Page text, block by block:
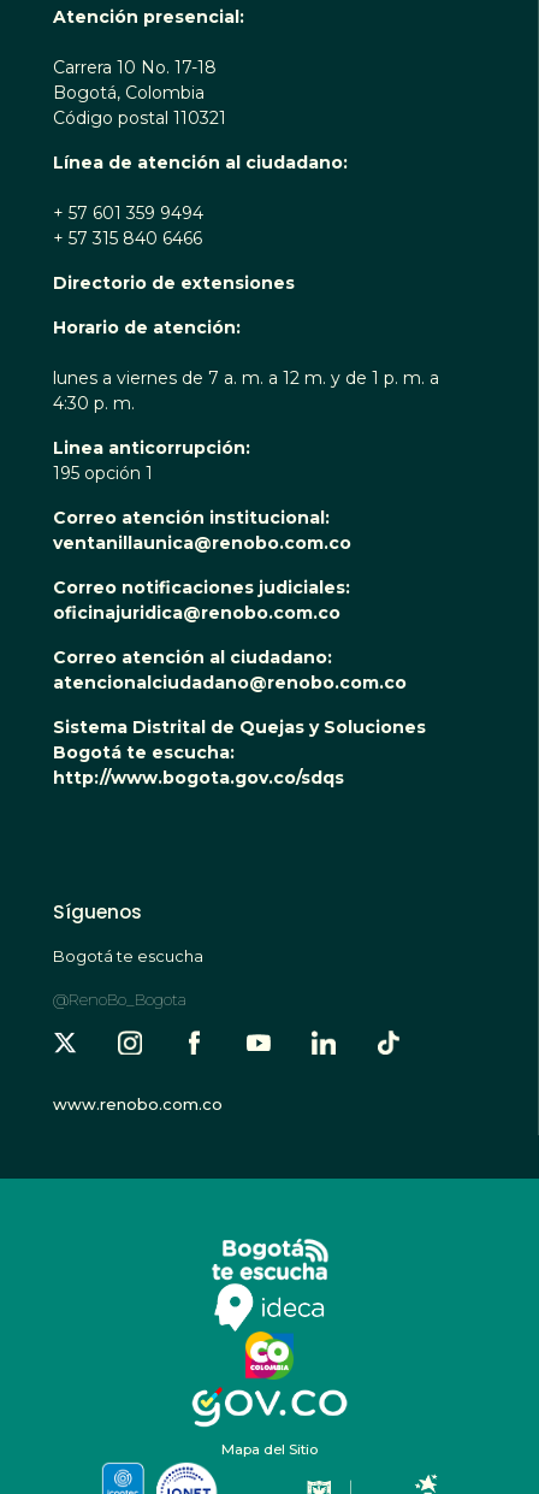
Atención presencial:
Carrera 10 No. 17-18
Bogotá, Colombia
Código postal 110321
Línea de atención al ciudadano:
+ 57 601 359 9494
+ 57 315 840 6466
Directorio de extensiones
Horario de atención:
lunes a viernes de 7 a. m. a 12 m. y de 1 p. m. a
4:30 p. m.
Linea anticorrupción:
195 opción 1
Correo atención institucional:
ventanillaunica@renobo.com.co
Correo notificaciones judiciales:
oficinajuridica@renobo.com.co
Correo atención al ciudadano:
atencionalciudadano@renobo.com.co
Sistema Distrital de Quejas y Soluciones
Bogotá te escucha:
http://www.bogota.gov.co/sdqs
Síguenos
Bogotá te escucha
@RenoBo_Bogota
www.renobo.com.co
Mapa del Sitio